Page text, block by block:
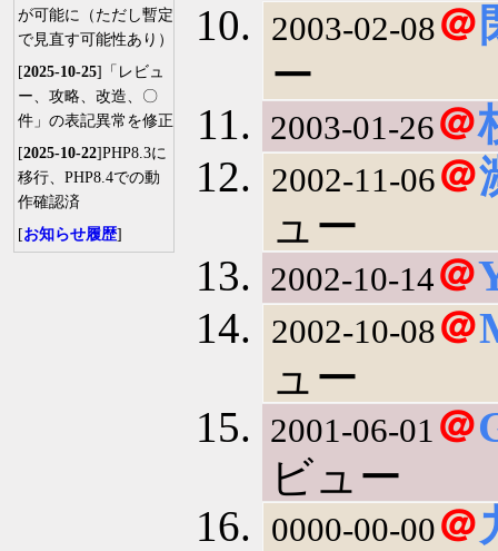
が可能に（ただし暫定
で見直す可能性あり）
[2025-10-25]「レビュ
ー、攻略、改造、〇
件」の表記異常を修正
[2025-10-22]PHP8.3に
移行、PHP8.4での動
作確認済
[お知らせ履歴]
2003-02-08＠
ー
2003-01-26＠
2002-11-06＠
ュー
2002-10-14＠
2002-10-08＠
ュー
2001-06-01 ＠
ビュー
0000-00-00＠